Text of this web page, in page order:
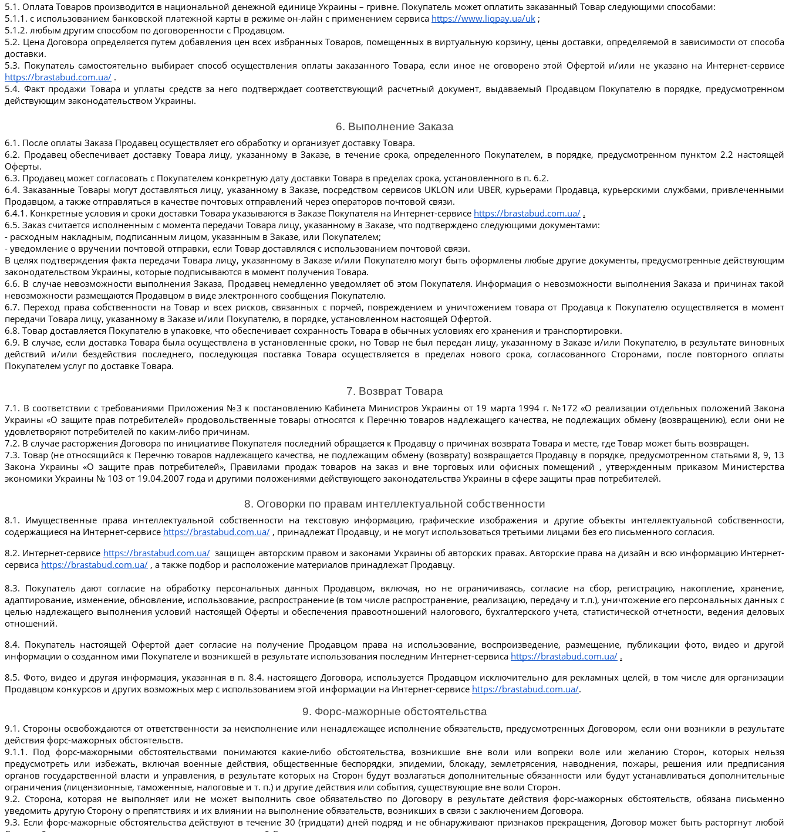
5.1. Оплата Товаров производится в национальной денежной единице Украины – гривне. Покупатель может оплатить заказанный Товар следующими способами:
5.1.1. с использованием банковской платежной карты в режиме он-лайн с применением сервиса https://www.liqpay.ua/uk ;
5.1.2. любым другим способом по договоренности с Продавцом.
5.2. Цена Договора определяется путем добавления цен всех избранных Товаров, помещенных в виртуальную корзину, цены доставки, определяемой в зависимости от способа
доставки.
https://brastabud.com.ua/ .
5.4. Факт продажи Товара и уплаты средств за него подтверждает соответствующий расчетный документ, выдаваемый Продавцом Покупателю в порядке, предусмотренном
действующим законодательством Украины.
6. Выполнение Заказа
6.1. После оплаты Заказа Продавец осуществляет его обработку и организует доставку Товара.
6.2. Продавец обеспечивает доставку Товара лицу, указанному в Заказе, в течение срока, определенного Покупателем, в порядке, предусмотренном пунктом 2.2 настоящей
Оферты.
6.3. Продавец может согласовать с Покупателем конкретную дату доставки Товара в пределах срока, установленного в п. 6.2.
6.4. Заказанные Товары могут доставляться лицу, указанному в Заказе, посредством сервисов UKLON или UBER, курьерами Продавца, курьерскими службами, привлеченными
Продавцом, а также отправляться в качестве почтовых отправлений через операторов почтовой связи.
6.4.1. Конкретные условия и сроки доставки Товара указываются в Заказе Покупателя на Интернет-сервисе https://brastabud.com.ua/ .
6.5. Заказ считается исполненным с момента передачи Товара лицу, указанному в Заказе, что подтверждено следующими документами:
- расходным накладным, подписанным лицом, указанным в Заказе, или Покупателем;
- уведомление о вручении почтовой отправки, если Товар доставлялся с использованием почтовой связи.
В целях подтверждения факта передачи Товара лицу, указанному в Заказе и/или Покупателю могут быть оформлены любые другие документы, предусмотренные действующим
законодательством Украины, которые подписываются в момент получения Товара.
6.6. В случае невозможности выполнения Заказа, Продавец немедленно уведомляет об этом Покупателя. Информация о невозможности выполнения Заказа и причинах такой
невозможности размещаются Продавцом в виде электронного сообщения Покупателю.
6.7. Переход права собственности на Товар и всех рисков, связанных с порчей, повреждением и уничтожением товара от Продавца к Покупателю осуществляется в момент
передачи Товара лицу, указанному в Заказе и/или Покупателю, в порядке, установленном настоящей Офертой.
6.8. Товар доставляется Покупателю в упаковке, что обеспечивает сохранность Товара в обычных условиях его хранения и транспортировки.
6.9. В случае, если доставка Товара была осуществлена ​​в установленные сроки, но Товар не был передан лицу, указанному в Заказе и/или Покупателю, в результате виновных
действий и/или бездействия последнего, последующая поставка Товара осуществляется в пределах нового срока, согласованного Сторонами, после повторного оплаты
Покупателем услуг по доставке Товара.
7. Возврат Товара
7.1. В соответствии с требованиями Приложения №3 к постановлению Кабинета Министров Украины от 19 марта 1994 г. №172 «О реализации отдельных положений Закона
Украины «О защите прав потребителей» продовольственные товары относятся к Перечню товаров надлежащего качества, не подлежащих обмену (возвращению), если они не
удовлетворяют потребителей по каким-либо причинам.
7.2. В случае расторжения Договора по инициативе Покупателя последний обращается к Продавцу о причинах возврата Товара и месте, где Товар может быть возвращен.
7.3. Товар (не относящийся к Перечню товаров надлежащего качества, не подлежащим обмену (возврату) возвращается Продавцу в порядке, предусмотренном статьями 8, 9, 13
Закона Украины «О защите прав потребителей», Правилами продаж товаров на заказ и вне торговых или офисных помещений , утвержденным приказом Министерства
экономики Украины № 103 от 19.04.2007 года и другими положениями действующего законодательства Украины в сфере защиты прав потребителей.
8. Оговорки по правам интеллектуальной собственности
8.1. Имущественные права интеллектуальной собственности на текстовую информацию, графические изображения и другие объекты интеллектуальной собственности,
содержащиеся на Интернет-сервисе https://brastabud.com.ua/ , принадлежат Продавцу, и не могут использоваться третьими лицами без его письменного согласия.
8.2. Интернет-сервисе https://brastabud.com.ua/ защищен авторским правом и законами Украины об авторских правах. Авторские права на дизайн и всю информацию Интернет-
сервиса https://brastabud.com.ua/ , а также подбор и расположение материалов принадлежат Продавцу.
8.3. Покупатель дают согласие на обработку персональных данных Продавцом, включая, но не ограничиваясь, согласие на сбор, регистрацию, накопление, хранение,
адаптирование, изменение, обновление, использование, распространение (в том числе распространение, реализацию, передачу и т.п.), уничтожение его персональных данных с
целью надлежащего выполнения условий настоящей Оферты и обеспечения правоотношений налогового, бухгалтерского учета, статистической отчетности, ведения деловых
отношений.
8.4. Покупатель настоящей Офертой дает согласие на получение Продавцом права на использование, воспроизведение, размещение, публикации фото, видео и другой
информации о созданном ими Покупателе и возникшей в результате использования последним Интернет-сервиса https://brastabud.com.ua/ .
8.5. Фото, видео и другая информация, указанная в п. 8.4. настоящего Договора, используется Продавцом исключительно для рекламных целей, в том числе для организации
Продавцом конкурсов и других возможных мер с использованием этой информации на Интернет-сервисе https://brastabud.com.ua/.
9. Форс-мажорные обстоятельства
9.1. Стороны освобождаются от ответственности за неисполнение или ненадлежащее исполнение обязательств, предусмотренных Договором, если они возникли в результате
действия форс-мажорных обстоятельств.
9.1.1. Под форс-мажорными обстоятельствами понимаются какие-либо обстоятельства, возникшие вне воли или вопреки воле или желанию Сторон, которых нельзя
предусмотреть или избежать, включая военные действия, общественные беспорядки, эпидемии, блокаду, землетрясения, наводнения, пожары, решения или предписания
органов государственной власти и управления, в результате которых на Сторон будут возлагаться дополнительные обязанности или будут устанавливаться дополнительные
ограничения (лицензионные, таможенные, налоговые и т. п.) и другие действия или события, существующие вне воли Сторон.
9.2. Сторона, которая не выполняет или не может выполнить свое обязательство по Договору в результате действия форс-мажорных обстоятельств, обязана письменно
уведомить другую Сторону о препятствиях и их влиянии на выполнение обязательств, возникших в связи с заключением Договора.
9.3. Если форс-мажорные обстоятельства действуют в течение 30 (тридцати) дней подряд и не обнаруживают признаков прекращения, Договор может быть расторгнут любой